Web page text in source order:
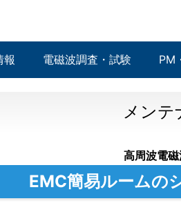
報 電磁波調査・試験 PM
メンテ
高周波電磁
EMC簡易ルームの